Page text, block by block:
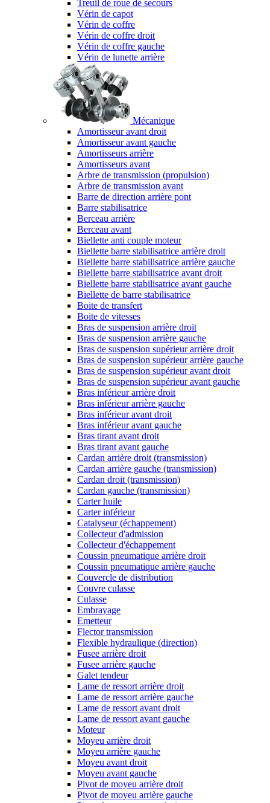
Treuil de roue de secours
Vérin de capot
Vérin de coffre
Vérin de coffre droit
Vérin de coffre gauche
Vérin de lunette arrière
Mécanique
Amortisseur avant droit
Amortisseur avant gauche
Amortisseurs arrière
Amortisseurs avant
Arbre de transmission (propulsion)
Arbre de transmission avant
Barre de direction arrière pont
Barre stabilisatrice
Berceau arrière
Berceau avant
Biellette anti couple moteur
Biellette barre stabilisatrice arrière droit
Biellette barre stabilisatrice arrière gauche
Biellette barre stabilisatrice avant droit
Biellette barre stabilisatrice avant gauche
Biellette de barre stabilisatrice
Boite de transfert
Boite de vitesses
Bras de suspension arrière droit
Bras de suspension arrière gauche
Bras de suspension supérieur arrière droit
Bras de suspension supérieur arrière gauche
Bras de suspension supérieur avant droit
Bras de suspension supérieur avant gauche
Bras inférieur arrière droit
Bras inférieur arrière gauche
Bras inférieur avant droit
Bras inférieur avant gauche
Bras tirant avant droit
Bras tirant avant gauche
Cardan arrière droit (transmission)
Cardan arrière gauche (transmission)
Cardan droit (transmission)
Cardan gauche (transmission)
Carter huile
Carter inférieur
Catalyseur (échappement)
Collecteur d'admission
Collecteur d'échappement
Coussin pneumatique arrière droit
Coussin pneumatique arrière gauche
Couvercle de distribution
Couvre culasse
Culasse
Embrayage
Emetteur
Flector transmission
Flexible hydraulique (direction)
Fusee arrière droit
Fusee arrière gauche
Galet tendeur
Lame de ressort arrière droit
Lame de ressort arrière gauche
Lame de ressort avant droit
Lame de ressort avant gauche
Moteur
Moyeu arrière droit
Moyeu arrière gauche
Moyeu avant droit
Moyeu avant gauche
Pivot de moyeu arrière droit
Pivot de moyeu arrière gauche